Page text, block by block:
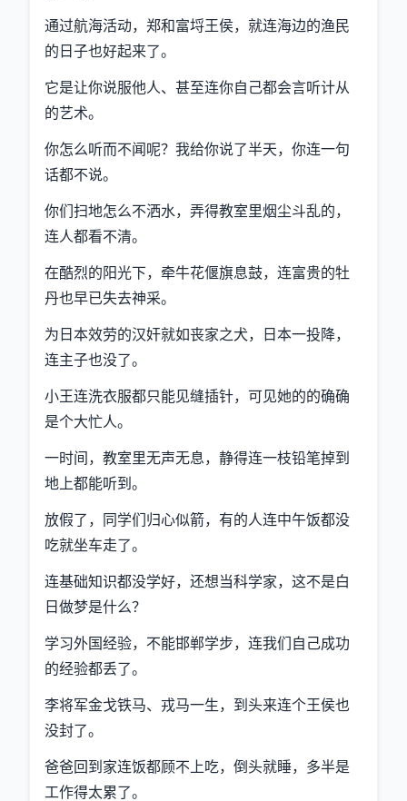
通过航海活动，郑和富埒王侯，就连海边的渔民
的日子也好起来了。
它是让你说服他人、甚至连你自己都会言听计从
的艺术。
你怎么听而不闻呢？我给你说了半天，你连一句
话都不说。
你们扫地怎么不洒水，弄得教室里烟尘斗乱的，
连人都看不清。
在酷烈的阳光下，牵牛花偃旗息鼓，连富贵的牡
丹也早已失去神采。
为日本效劳的汉奸就如丧家之犬，日本一投降，
连主子也没了。
小王连洗衣服都只能见缝插针，可见她的的确确
是个大忙人。
一时间，教室里无声无息，静得连一枝铅笔掉到
地上都能听到。
放假了，同学们归心似箭，有的人连中午饭都没
吃就坐车走了。
连基础知识都没学好，还想当科学家，这不是白
日做梦是什么？
学习外国经验，不能邯郸学步，连我们自己成功
的经验都丢了。
李将军金戈铁马、戎马一生，到头来连个王侯也
没封了。
爸爸回到家连饭都顾不上吃，倒头就睡，多半是
工作得太累了。